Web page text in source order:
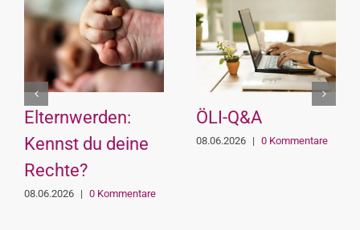
Elternwerden:
Kennst du deine
Rechte?
08.06.2026 | 0 Kommentare
ÖLI-Q&A
08.06.2026 | 0 Kommentare